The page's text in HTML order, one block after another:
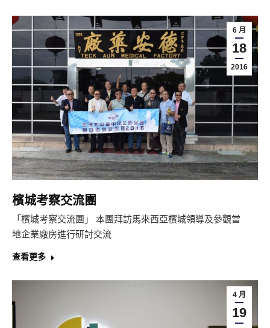
6 月
18
2016
檳城考察交流團
「檳城考察交流團」 本團拜訪馬來西亞檳城領導及參觀當
地企業廠房進行研討交流
查看更多
4 月
19